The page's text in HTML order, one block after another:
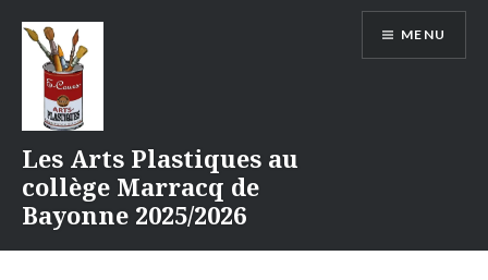
contenu
Les Arts Plastiques au
collège Marracq de
Bayonne 2025/2026
MENU